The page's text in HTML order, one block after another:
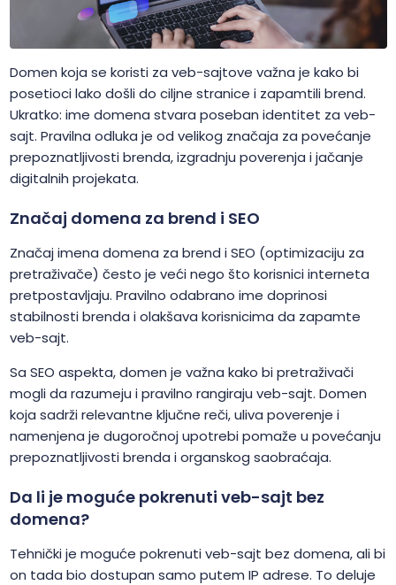
Domen koja se koristi za veb-sajtove važna je kako bi
posetioci lako došli do ciljne stranice i zapamtili brend.
Ukratko: ime domena stvara poseban identitet za veb-
sajt. Pravilna odluka je od velikog značaja za povećanje
prepoznatljivosti brenda, izgradnju poverenja i jačanje
digitalnih projekata.
Značaj domena za brend i SEO
Značaj imena domena za brend i SEO (optimizaciju za
pretraživače) često je veći nego što korisnici interneta
pretpostavljaju. Pravilno odabrano ime doprinosi
stabilnosti brenda i olakšava korisnicima da zapamte
veb-sajt.
Sa SEO aspekta, domen je važna kako bi pretraživači
mogli da razumeju i pravilno rangiraju veb-sajt. Domen
koja sadrži relevantne ključne reči, uliva poverenje i
namenjena je dugoročnoj upotrebi pomaže u povećanju
prepoznatljivosti brenda i organskog saobraćaja.
Da li je moguće pokrenuti veb-sajt bez
domena?
Tehnički je moguće pokrenuti veb-sajt bez domena, ali bi
on tada bio dostupan samo putem IP adrese. To deluje